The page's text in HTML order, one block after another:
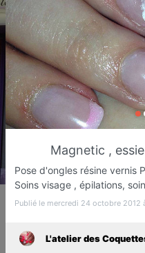
Le cannet
Magnetic ,
Pose d'ongles résine vernis
Soins visage , épilations,
Publié le mercredi 24 octobre 2012
L'atelier des